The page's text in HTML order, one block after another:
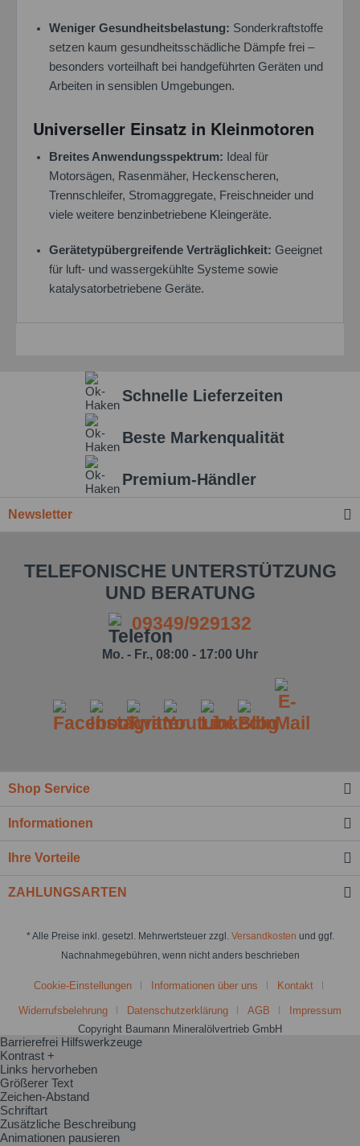
Weniger Gesundheitsbelastung: Sonderkraftstoffe
setzen kaum gesundheitsschädliche Dämpfe frei –
besonders vorteilhaft bei handgeführten Geräten und
Arbeiten in sensiblen Umgebungen.
Universeller Einsatz in Kleinmotoren
Breites Anwendungsspektrum: Ideal für
Motorsägen, Rasenmäher, Heckenscheren,
Trennschleifer, Stromaggregate, Freischneider und
viele weitere benzinbetriebene Kleingeräte.
Gerätetypübergreifende Verträglichkeit: Geeignet
für luft- und wassergekühlte Systeme sowie
katalysatorbetriebene Geräte.
Schnelle Lieferzeiten
Beste Markenqualität
Premium-Händler
Newsletter
TELEFONISCHE UNTERSTÜTZUNG
UND BERATUNG
09349/929132
Mo. - Fr., 08:00 - 17:00 Uhr
Shop Service
Informationen
Ihre Vorteile
ZAHLUNGSARTEN
* Alle Preise inkl. gesetzl. Mehrwertsteuer zzgl. Versandkosten und ggf.
Nachnahmegebühren, wenn nicht anders beschrieben
Cookie-Einstellungen Informationen über uns Kontakt
Widerrufsbelehrung Datenschutzerklärung AGB
Impressum
Copyright Baumann Mineralölvertrieb GmbH
Barrierefrei Hilfswerkzeuge
Kontrast +
Links hervorheben
Größerer Text
Zeichen-Abstand
Schriftart
Zusätzliche Beschreibung
Animationen pausieren